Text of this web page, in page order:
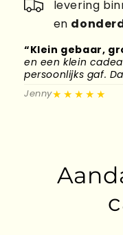
levering
en
“Klein gebaar,
en een klein
persoonlijks gaf.
Jenny★★★★★